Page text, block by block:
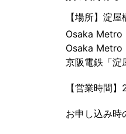
【場所】淀
Osaka Metro
Osaka Metro
京阪電鉄「淀
【営業時間
お申し込み時